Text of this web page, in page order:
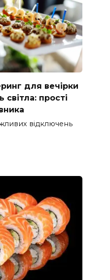
для вечірки
світла: прості
відключень